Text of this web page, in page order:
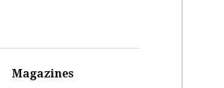
Magazines